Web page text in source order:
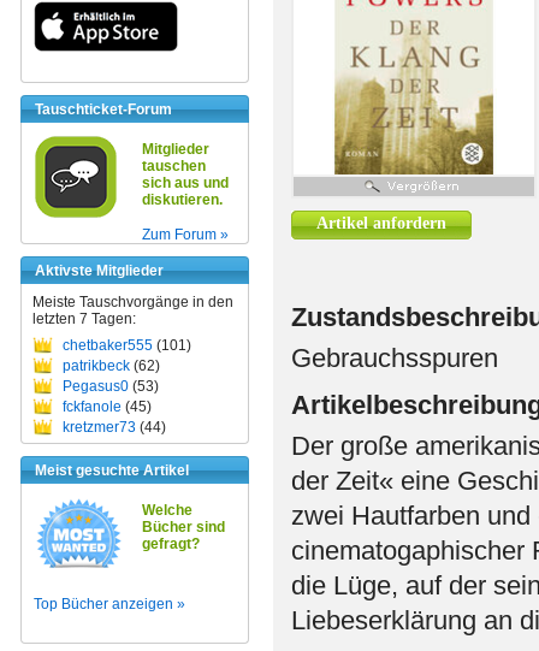
Tauschticket-Forum
Mitglieder
tauschen
sich aus und
diskutieren.
Zum Forum »
Aktivste Mitglieder
Meiste Tauschvorgänge in den
letzten 7 Tagen:
chetbaker555 (101)
patrikbeck (62)
Pegasus0 (53)
fckfanole (45)
kretzmer73 (44)
Meist gesuchte Artikel
Welche
Bücher sind
gefragt?
Top Bücher anzeigen »
Artikel anfordern
Gebrauchsspuren
Der große
der Zeit« eine
zwei Hautfarben
cinematogaphischer
die Lüge, auf der
Liebeserklärung an